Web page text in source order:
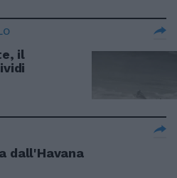
il
dall'Havana